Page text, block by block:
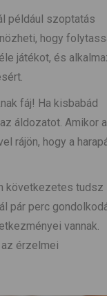
például szoptatás
hogy
játékot, és
fáj! Ha kisbabád
áldozatot. Amikor a
rájön, hogy a
következetes tudsz
pár perc
vannak.
érzelmei